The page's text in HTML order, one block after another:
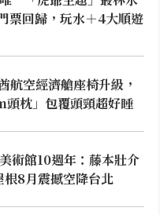
票回歸，玩水＋4大順遊
航空經濟艙座椅升級，
枕」包覆頭頸超好睡
術館10週年：藤本壯介
8月震撼空降台北